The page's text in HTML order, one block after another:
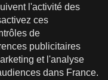
l'activité des
ces
de
publicitaires
et l'analyse
dans France.